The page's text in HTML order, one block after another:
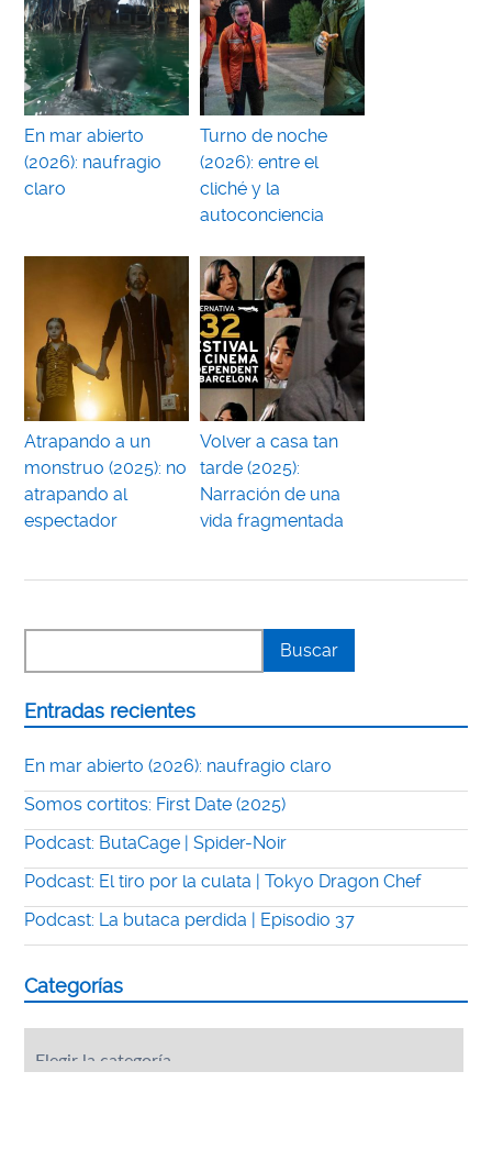
En mar abierto
(2026): naufragio
claro
Turno de noche
(2026): entre el
cliché y la
autoconciencia
Atrapando a un
monstruo (2025): no
atrapando al
espectador
Volver a casa tan
tarde (2025):
Narración de una
vida fragmentada
Entradas recientes
En mar abierto (2026): naufragio claro
Somos cortitos: First Date (2025)
Podcast: ButaCage | Spider-Noir
Podcast: El tiro por la culata | Tokyo Dragon Chef
Podcast: La butaca perdida | Episodio 37
Categorías